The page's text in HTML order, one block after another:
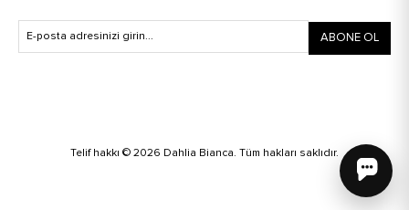
ABONE OL
Telif hakkı © 2026 Dahlia Bianca. Tüm hakları saklıdır.